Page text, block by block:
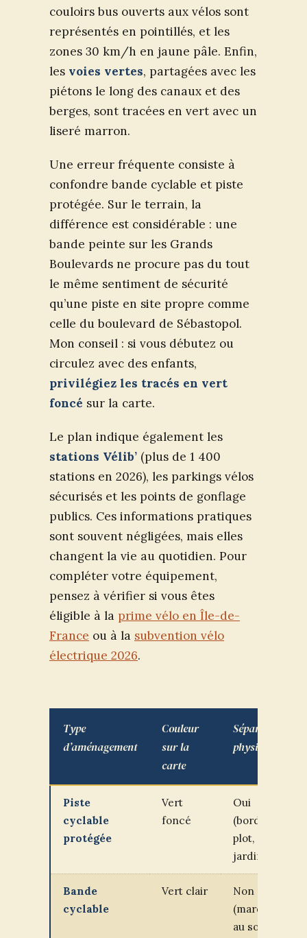
couloirs bus ouverts aux vélos sont
représentés en pointillés, et les
zones 30 km/h en jaune pâle. Enfin,
les voies vertes, partagées avec les
piétons le long des canaux et des
berges, sont tracées en vert avec un
liseré marron.
Une erreur fréquente consiste à
confondre bande cyclable et piste
protégée. Sur le terrain, la
différence est considérable : une
bande peinte sur les Grands
Boulevards ne procure pas du tout
le même sentiment de sécurité
qu’une piste en site propre comme
celle du boulevard de Sébastopol.
Mon conseil : si vous débutez ou
circulez avec des enfants,
privilégiez les tracés en vert
foncé sur la carte.
Le plan indique également les
stations Vélib’ (plus de 1 400
stations en 2026), les parkings vélos
sécurisés et les points de gonflage
publics. Ces informations pratiques
sont souvent négligées, mais elles
changent la vie au quotidien. Pour
compléter votre équipement,
pensez à vérifier si vous êtes
éligible à la prime vélo en Île-de-
France ou à la subvention vélo
électrique 2026.
Type
d’aménagement
Couleur
sur la
carte
Séparation
physique
Piste
cyclable
protégée
Vert
foncé
Oui
(bordure,
plot,
jardinière)
Bande
cyclable
Vert clair
Non
(marquage
au sol)